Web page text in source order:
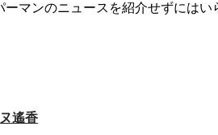
マンのニュースを紹介せずにはい
遙香